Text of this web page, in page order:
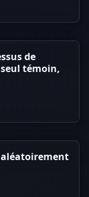
de
témoin,